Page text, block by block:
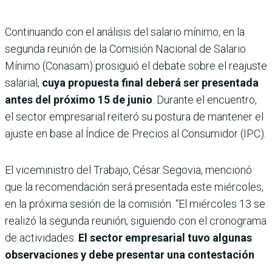
Continuando con el análisis del salario mínimo, en la
segunda reunión de la Comisión Nacional de Salario
Mínimo (Conasam) prosiguió el debate sobre el reajuste
salarial, cuya propuesta final deberá ser presentada
antes del próximo 15 de junio . Durante el encuentro,
el sector empresarial reiteró su postura de mantener el
ajuste en base al Índice de Precios al Consumidor (IPC).
El viceministro del Trabajo, César Segovia, mencionó
que la recomendación será presentada este miércoles,
en la próxima sesión de la comisión. “El miércoles 13 se
realizó la segunda reunión, siguiendo con el cronograma
de actividades. El sector empresarial tuvo algunas
observaciones y debe presentar una contestación